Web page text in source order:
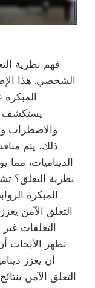
فهم نظرية
الشخصي. هذا
المبكرة
يستكشف
والاضطراب
ذلك، يتم
الديناميات،
نظرية التعلق؟
المبكرة
التعلق الآمن
التعلقات
تظهر الأبحاث
أن يعزز
التعلق الآمن